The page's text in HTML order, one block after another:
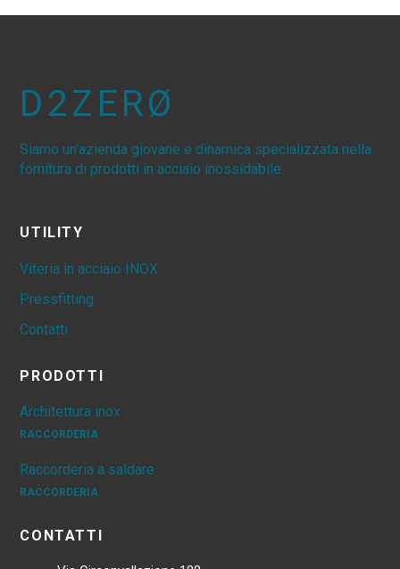
D2ZERØ
Siamo un'azienda giovane e dinamica specializzata nella
fornitura di prodotti in acciaio inossidabile.
UTILITY
Viteria in acciaio INOX
Pressfitting
Contatti
PRODOTTI
Architettura inox
RACCORDERIA
Raccorderia a saldare
RACCORDERIA
CONTATTI